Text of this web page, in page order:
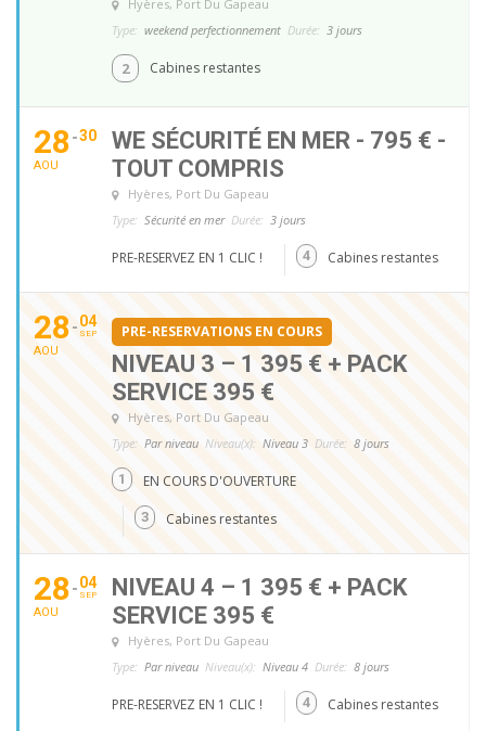
Hyères, Port Du Gapeau
Type: weekend perfectionnement Durée: 3 jours
2 Cabines restantes
28
AOU
30
WE SÉCURITÉ EN MER - 795 € -
TOUT COMPRIS
Hyères, Port Du Gapeau
Type: Sécurité en mer Durée: 3 jours
PRE-RESERVEZ EN 1 CLIC ! 4 Cabines restantes
28
AOU
04
SEP PRE-RESERVATIONS EN COURS
NIVEAU 3 – 1 395 € + PACK
SERVICE 395 €
Hyères, Port Du Gapeau
Type: Par niveau Niveau(x): Niveau 3 Durée: 8 jours
1 EN COURS D'OUVERTURE
3 Cabines restantes
28
AOU
04
SEP
NIVEAU 4 – 1 395 € + PACK
SERVICE 395 €
Hyères, Port Du Gapeau
Type: Par niveau Niveau(x): Niveau 4 Durée: 8 jours
PRE-RESERVEZ EN 1 CLIC ! 4 Cabines restantes